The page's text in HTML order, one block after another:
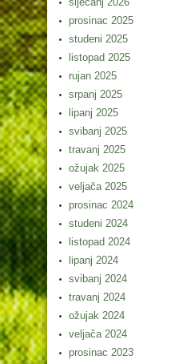
prosinac 2025
studeni 2025
listopad 2025
rujan 2025
srpanj 2025
lipanj 2025
svibanj 2025
travanj 2025
ožujak 2025
veljača 2025
prosinac 2024
studeni 2024
listopad 2024
lipanj 2024
svibanj 2024
travanj 2024
ožujak 2024
veljača 2024
prosinac 2023